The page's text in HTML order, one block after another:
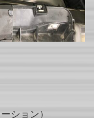
ション）